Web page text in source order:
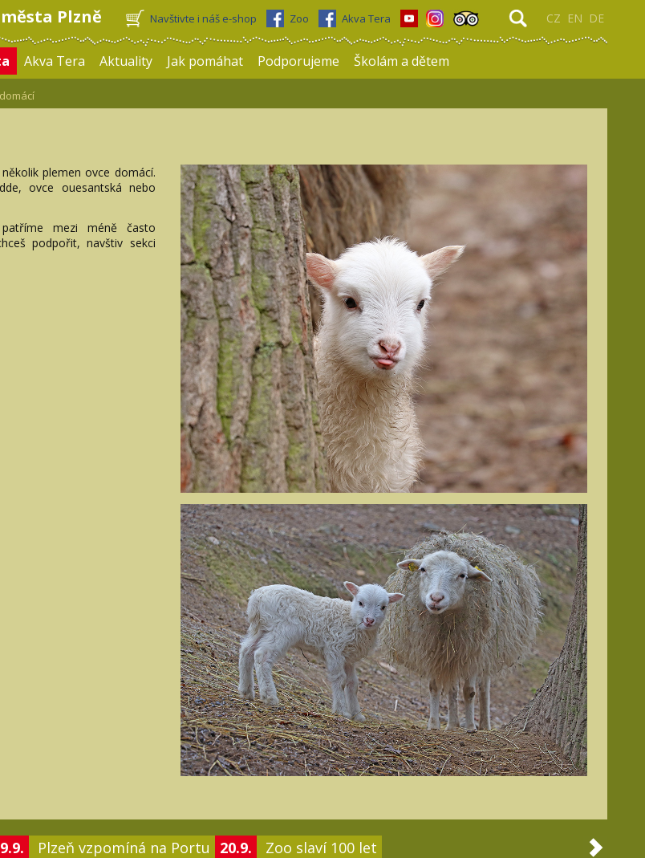
Plzně CZ EN DE
Navštivte i náš e-shop Zoo Akva Tera
Akva Tera Aktuality Jak pomáhat Podporujeme Školám a dětem
plemen ovce domácí.
ovce ouesantská nebo
mezi méně často
podpořit, navštiv sekci
Plzeň vzpomíná na Portu 20.9. Zoo slaví 100 let